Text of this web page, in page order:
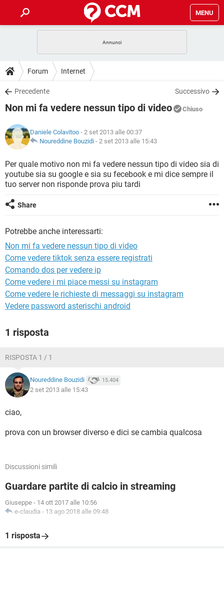
MENU
INTRATTENIMENTO
iOS
INSTAGRAM WHATSAPP
TIKTOK
HARDWARE
GUIDE
COVID-19
INSTAGRAM WHATSAPP
TIKTOK
HARDWARE
DOWNLOAD
COVID-19 GAMING
INTRATTENIMENTO
iOS WINDOWS 10
INSTAGRAM
TIKTOK FACEBOOK
COVID-19 GAMING
INTRATTENIMENTO
iOS WINDOWS 10
INSTAGRAM WHATSAPP
TIKTOK
GLOSSARIO
COVID-19
INTRATTENIMENTO ANDROID
INSTAGRAM
TIKTOK
HARDWARE
Forum Internet
Precedente Successivo
Non mi fa vedere nessun tipo di video Chiuso
Daniele Colavitoo - 2 set 2013 alle 00:37
Noureddine Bouzidi - 2 set 2013 alle 15:43
Per quale motivo non mi fa vedere nessun tipo di video sia di
youtube sia su google e sia su fecebook e mi dice sempre il
tuo server non risponde prova piu tardi
Share
Potrebbe anche interessarti:
Non mi fa vedere nessun tipo di video
Come vedere tiktok senza essere registrati
Comando dos per vedere ip
Come vedere i mi piace messi su instagram
Come vedere le richieste di messaggi su instagram
Vedere password asterischi android
1 risposta
RISPOSTA 1 / 1
Noureddine Bouzidi 15.404
2 set 2013 alle 15:43
ciao,
prova con un browser diverso e dici se cambia qualcosa
Discussioni simili
Guardare partite di calcio in streaming
Giuseppe - 14 ott 2017 alle 10:56
e-claudia - 13 ago 2018 alle 09:48
1 risposta